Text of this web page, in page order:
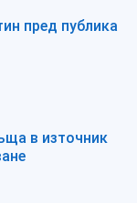
пред публика
в източник